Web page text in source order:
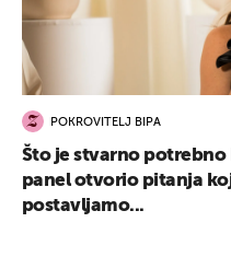
POKROVITELJ BIPA
Što je stvarno potrebno
panel otvorio pitanja
postavljamo...